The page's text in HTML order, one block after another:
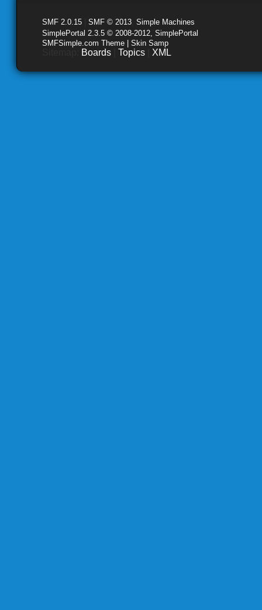
SMF 2.0.15 SMF © 2013 Simple Machines
SimplePortal 2.3.5 © 2008-2012, SimplePortal
SMFSimple.com Theme | Skin Samp
Boards Topics XML